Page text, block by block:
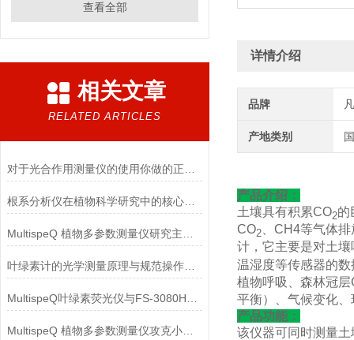
查看全部
相关文章
RELATED ARTICLES
根系分析仪在植物科学研究中的核心价值
叶绿素计的光学测量原理与规范操作维护
MultispeQ 植物多参数测量仪攻克小型叶片叶绿素荧光的测量难题
详情介绍
品牌
产地类别
产品介绍：
土壤具有积累CO2的
CO2 、CH4等气体
计，它主要是对土
温湿度等传感器的
植物呼吸、森林冠层
平衡）、气候变化
产品功能：
该仪器可同时测量